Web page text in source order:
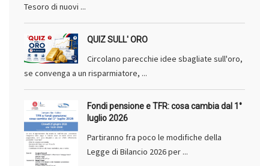
Tesoro di nuovi ...
QUIZ SULL' ORO
Circolano parecchie idee sbagliate sull'oro,
se convenga a un risparmiatore, ...
Fondi pensione e TFR: cosa cambia dal 1°
luglio 2026
Partiranno fra poco le modifiche della
Legge di Bilancio 2026 per ...